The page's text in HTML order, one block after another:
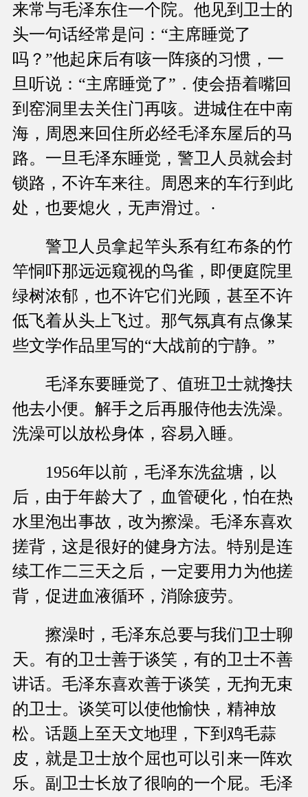
来常与毛泽东住一个院。他见到卫士的
头一句话经常是问：“主席睡觉了
吗？”他起床后有咳一阵痰的习惯，一
旦听说：“主席睡觉了”．使会捂着嘴回
到窑洞里去关住门再咳。进城住在中南
海，周恩来回住所必经毛泽东屋后的马
路。一旦毛泽东睡觉，警卫人员就会封
锁路，不许车来往。周恩来的车行到此
处，也要熄火，无声滑过。·
警卫人员拿起竿头系有红布条的竹
竿恫吓那远远窥视的鸟雀，即便庭院里
绿树浓郁，也不许它们光顾，甚至不许
低飞着从头上飞过。那气氛真有点像某
些文学作品里写的“大战前的宁静。”
毛泽东要睡觉了、值班卫士就搀扶
他去小便。解手之后再服侍他去洗澡。
洗澡可以放松身体，容易入睡。
1956年以前，毛泽东洗盆塘，以
后，由于年龄大了，血管硬化，怕在热
水里泡出事故，改为擦澡。毛泽东喜欢
搓背，这是很好的健身方法。特别是连
续工作二三天之后，一定要用力为他搓
背，促进血液循环，消除疲劳。
擦澡时，毛泽东总要与我们卫士聊
天。有的卫士善于谈笑，有的卫士不善
讲话。毛泽东喜欢善于谈笑，无拘无束
的卫士。谈笑可以使他愉快，精神放
松。话题上至天文地理，下到鸡毛蒜
皮，就是卫士放个屈也可以引来一阵欢
乐。副卫士长放了很响的一个屁。毛泽